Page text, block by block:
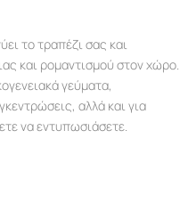
το τραπέζι σας και
και ρομαντισμού στον χώρο.
γεύματα,
αλλά και για
να εντυπωσιάσετε.